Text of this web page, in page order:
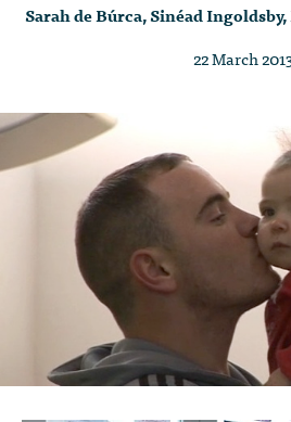
Sarah de Búrca, Sinéad
22 March